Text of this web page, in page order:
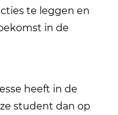
te leggen en
in de
heeft in de
student dan op